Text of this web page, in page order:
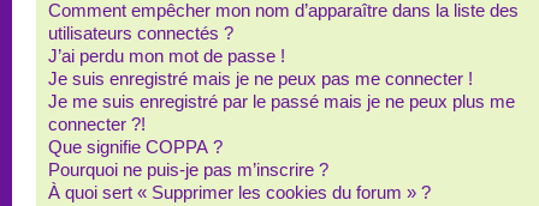
Comment empêcher mon nom d’apparaître dans la liste des
utilisateurs connectés ?
J’ai perdu mon mot de passe !
Je suis enregistré mais je ne peux pas me connecter !
Je me suis enregistré par le passé mais je ne peux plus me
connecter ?!
Que signifie COPPA ?
Pourquoi ne puis-je pas m’inscrire ?
À quoi sert « Supprimer les cookies du forum » ?